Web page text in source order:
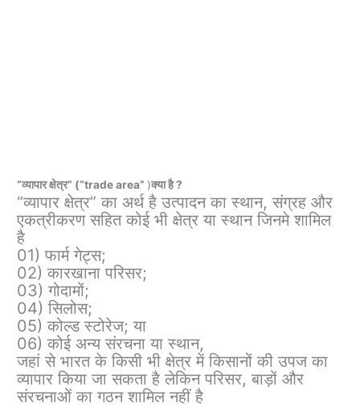
“व्यापार क्षेत्र” (“trade area” )क्या है ?
“व्यापार क्षेत्र” का अर्थ है उत्पादन का स्थान, संग्रह और
एकत्रीकरण सहित कोई भी क्षेत्र या स्थान जिनमे शामिल
है
01) फार्म गेट्स;
02) कारखाना परिसर;
03) गोदामों;
04) सिलोस;
05) कोल्ड स्टोरेज; या
06) कोई अन्य संरचना या स्थान,
जहां से भारत के किसी भी क्षेत्र में किसानों की उपज का
व्यापार किया जा सकता है लेकिन परिसर, बाड़ों और
संरचनाओं का गठन शामिल नहीं है